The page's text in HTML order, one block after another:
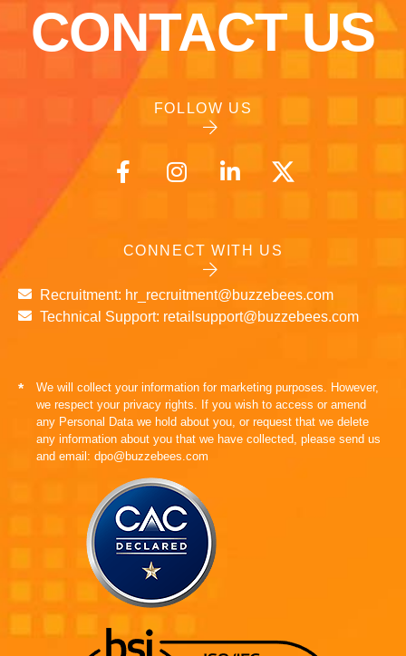
CONTACT US
FOLLOW US
CONNECT WITH US
Recruitment: hr_recruitment@buzzebees.com
Technical Support: retailsupport@buzzebees.com
*
We will collect your information for marketing purposes. However,
we respect your privacy rights. If you wish to access or amend
any Personal Data we hold about you, or request that we delete
any information about you that we have collected, please send us
and email: dpo@buzzebees.com